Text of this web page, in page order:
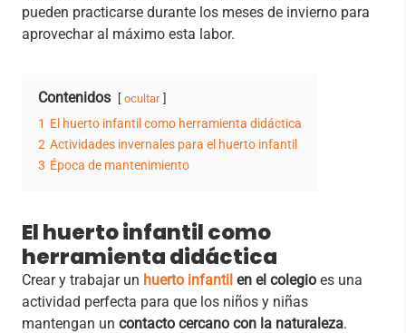
pueden practicarse durante los meses de invierno para
aprovechar al máximo esta labor.
Contenidos ocultar
1 El huerto infantil como herramienta didáctica
2 Actividades invernales para el huerto infantil
3 Época de mantenimiento
El huerto infantil como
herramienta didáctica
Crear y trabajar un huerto infantil en el colegio es una
actividad perfecta para que los niños y niñas
mantengan un contacto cercano con la naturaleza.